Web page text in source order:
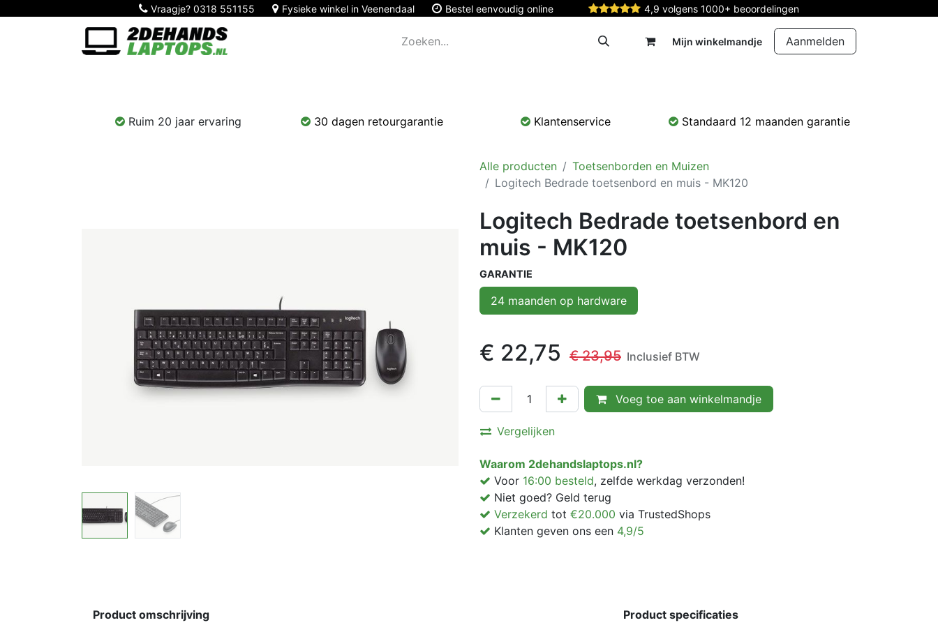
Vraagje? 0318 551155 Fysieke winkel in Veenendaal Bestel eenvoudig online 4,9 volgens 1000+ beoordelingen
Mijn winkelmandje Aanmelden
Ruim 20 jaar ervaring 30 dagen retourgarantie Klantenservice Standaard 12 maanden garantie
Alle producten
Toetsenborden en Muizen
Logitech Bedrade toetsenbord en muis - MK120
Logitech Bedrade toetsenbord en
muis - MK120
GARANTIE
24 maanden op hardware
€ 22,75 €23,95 Inclusief BTW
Voeg toe aan winkelmandje
Vergelijken
Waarom 2dehandslaptops.nl?
Voor 16:00 besteld, zelfde werkdag verzonden!
Niet goed? Geld terug
Verzekerd tot €20.000 via TrustedShops
Klanten geven ons een 4,9/5
Product omschrijving Product specificaties